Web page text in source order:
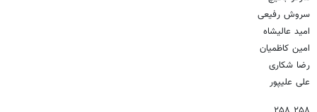
سروش رفیعی
امید عالیشاه
امین کاظمیان
رضا شکاری
علی علیپور